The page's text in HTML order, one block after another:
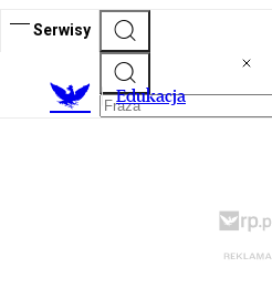
Serwisy
Edukacja